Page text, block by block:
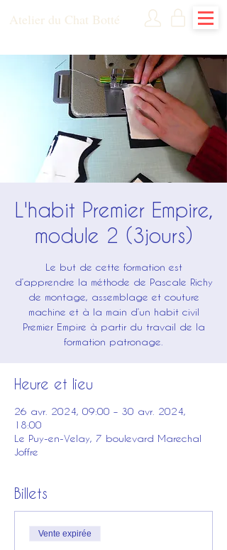
Atelier du Chat Botté
L'habit Premier Empire,
module 2 (3jours)
Le but de cette formation est
d’apprendre la méthode de Pascale Richy
de montage, assemblage et couture
machine et à la main d’un habit civil
Premier Empire à partir du travail de la
formation patronage.
Heure et lieu
26 avr. 2024, 09:00 – 30 avr. 2024,
18:00
Le Puy-en-Velay, 7 boulevard Marechal
Joffre
Billets
Vente expirée